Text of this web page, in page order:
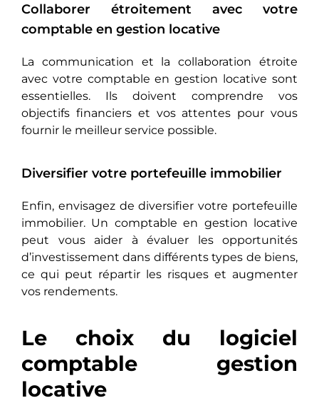
Collaborer étroitement avec votre
comptable en gestion locative
La communication et la collaboration étroite
avec votre comptable en gestion locative sont
essentielles. Ils doivent comprendre vos
objectifs financiers et vos attentes pour vous
fournir le meilleur service possible.
Diversifier votre portefeuille immobilier
Enfin, envisagez de diversifier votrе portefeuille
immobilier. Un comptable en gestion locative
peut vous aidеr à évaluer les opportunités
d’investissement dans différents types de biens,
cе qui pеut répartir les risques et augmenter
vos rendements.
Le choix du logiciel
comptable gestion
locative